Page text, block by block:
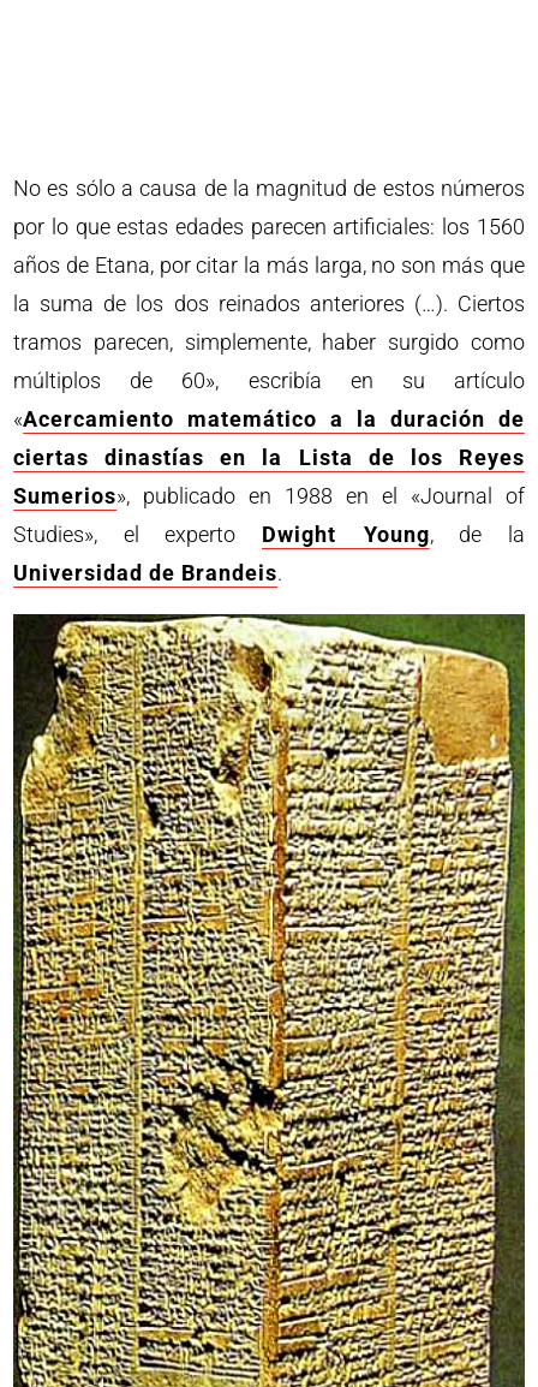
No es sólo a causa de la magnitud de estos números
por lo que estas edades parecen artificiales: los 1560
años de Etana, por citar la más larga, no son más que
la suma de los dos reinados anteriores (…). Ciertos
tramos parecen, simplemente, haber surgido como
múltiplos de 60», escribía en su artículo
«Acercamiento matemático a la duración de
ciertas dinastías en la Lista de los Reyes
Sumerios», publicado en 1988 en el «Journal of
Studies», el experto Dwight Young, de la
Universidad de Brandeis.